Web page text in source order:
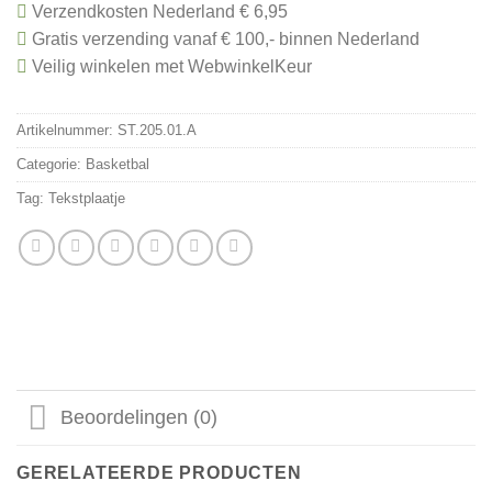
Verzendkosten Nederland € 6,95
Gratis verzending vanaf € 100,- binnen Nederland
Veilig winkelen met WebwinkelKeur
Artikelnummer: ST.205.01.A
Categorie: Basketbal
Tag: Tekstplaatje
Beoordelingen (0)
GERELATEERDE PRODUCTEN